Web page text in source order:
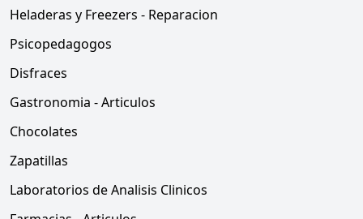
Heladeras y Freezers - Reparacion
Psicopedagogos
Disfraces
Gastronomia - Articulos
Chocolates
Zapatillas
Laboratorios de Analisis Clinicos